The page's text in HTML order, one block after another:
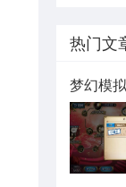
vv1.1
热门文
梦幻模